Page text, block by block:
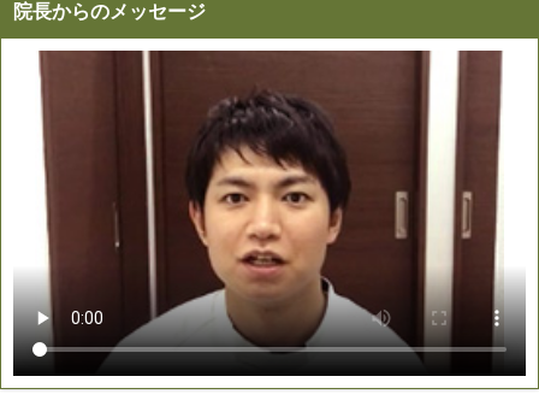
院長からのメッセージ